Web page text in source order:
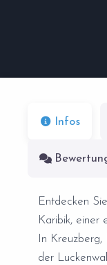
Infos
Entdecken
Karibik, einer
In
der